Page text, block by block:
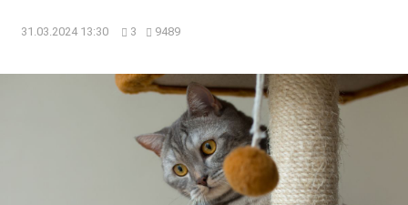
31.03.2024 13:30 3 9489